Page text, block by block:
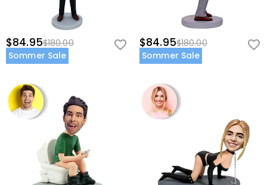
$84.95$180.00
Sommer Sale
$84.95$180.00
Sommer Sale